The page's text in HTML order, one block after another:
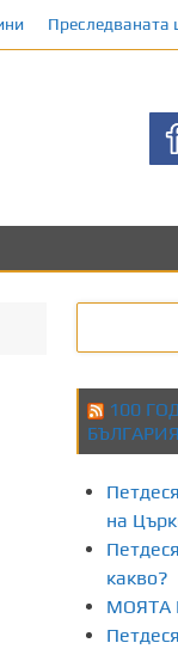
Преследваната
100
БЪЛГАРИЯ
на
какво?
МОЯТА